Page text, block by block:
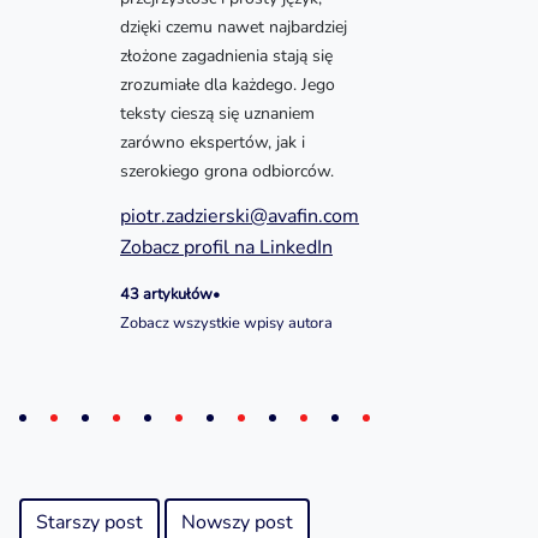
dzięki czemu nawet najbardziej
złożone zagadnienia stają się
zrozumiałe dla każdego. Jego
teksty cieszą się uznaniem
zarówno ekspertów, jak i
szerokiego grona odbiorców.
piotr.zadzierski@avafin.com
Zobacz profil na LinkedIn
43 artykułów•
Zobacz wszystkie wpisy autora
Starszy post Nowszy post